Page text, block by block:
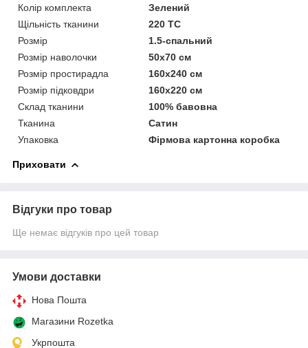
Колір комплекта
Зелений
Щільність тканини
220 TC
Розмір
1.5-спальний
Розмір наволочки
50х70 см
Розмір простирадла
160х240 см
Розмір підковдри
160х220 см
Склад тканини
100% бавовна
Тканина
Сатин
Упаковка
Фірмова картонна коробка
Приховати
Відгуки про товар
Ще немає відгуків про цей товар
Умови доставки
Нова Пошта
Магазини Rozetka
Укрпошта